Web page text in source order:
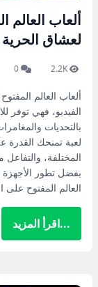
ألعاب العالم
لعشاق
2.2K
0
ألعاب العالم
الفيديو، فهي توفر
بالتحديات
لعبة تمنحك القدرة
المختلفة،
بفضل تطور الأجهزة
العالم المفتوح على
...اقرأ المزيد